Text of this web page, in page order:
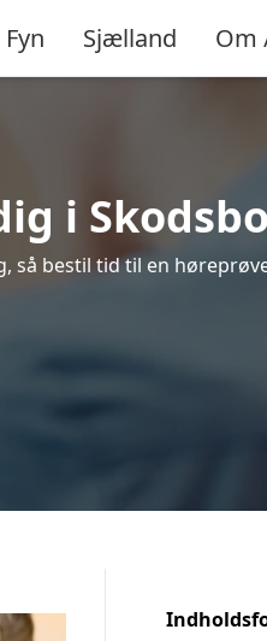
Fyn Sjælland Om
i
bestil tid til en